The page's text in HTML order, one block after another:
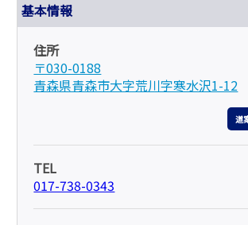
基本情報
住所
〒030-0188
青森県青森市大字荒川字寒水沢1-12
道
TEL
017-738-0343